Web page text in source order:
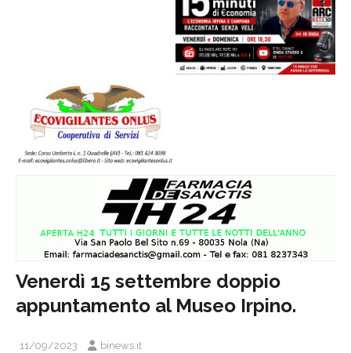
Venerdì 15 settembre doppio
appuntamento al Museo Irpino.
11/09/2023 binews.it